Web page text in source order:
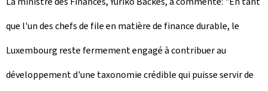
que l'un des chefs de file en matière de finance durable, le
Luxembourg reste fermement engagé à contribuer au
développement d'une taxonomie crédible qui puisse servir de